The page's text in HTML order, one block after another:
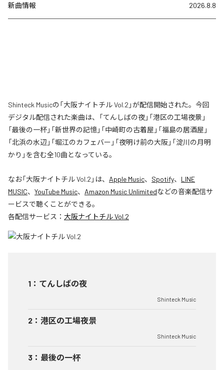
新曲情報 2026.8.8
Shinteck Musicの「大阪ナイトチル Vol.2」が配信開始された。今回
デジタル配信された楽曲は、「てんしばの夜」「港区の工場夜景」
「最後の一杯」「新世界の記憶」「中崎町の古着屋」「福島の居酒屋」
「北浜の水辺」「堀江のカフェバー」「夜明け前の大阪」「淀川の月明
かり」を含む全10曲となっている。
なお「大阪ナイトチル Vol.2 」は、 Apple Music、 Spotify、 LINE
MUSIC、 YouTube Music、 Amazon Music Unlimitedなどの音楽配信サ
ービスで聴くことができる。
各配信サービス： 大阪ナイトチル Vol.2
1 ： てんしばの夜
Shinteck Music
2 ： 港区の工場夜景
Shinteck Music
3 ： 最後の一杯